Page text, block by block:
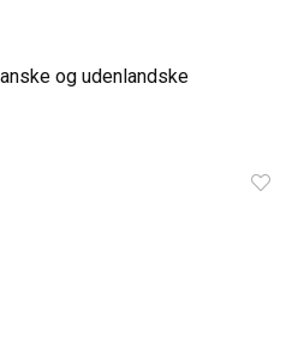
og udenlandske